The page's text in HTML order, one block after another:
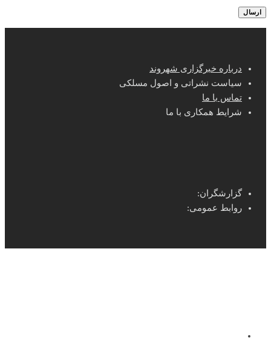
درباره خبرگزاری شهروند
سیاست نشراتی و اصول مسلکی
تماس با ما
شرایط همکاری با ما
گزارشگران:
روابط عمومی: